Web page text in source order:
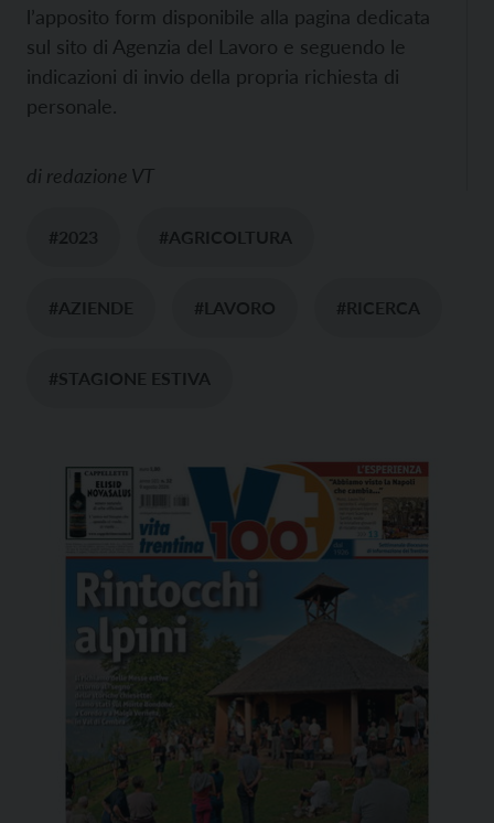
l’apposito form disponibile alla pagina dedicata
sul sito di Agenzia del Lavoro e seguendo le
indicazioni di invio della propria richiesta di
personale.
di redazione VT
#2023 #AGRICOLTURA
#AZIENDE #LAVORO #RICERCA
#STAGIONE ESTIVA